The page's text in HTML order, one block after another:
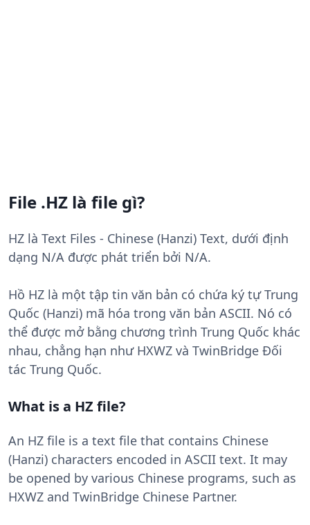
File .HZ là file gì?
HZ là Text Files - Chinese (Hanzi) Text, dưới định
dạng N/A được phát triển bởi N/A.
Hồ HZ là một tập tin văn bản có chứa ký tự Trung
Quốc (Hanzi) mã hóa trong văn bản ASCII. Nó có
thể được mở bằng chương trình Trung Quốc khác
nhau, chẳng hạn như HXWZ và TwinBridge Đối
tác Trung Quốc.
What is a HZ file?
An HZ file is a text file that contains Chinese
(Hanzi) characters encoded in ASCII text. It may
be opened by various Chinese programs, such as
HXWZ and TwinBridge Chinese Partner.